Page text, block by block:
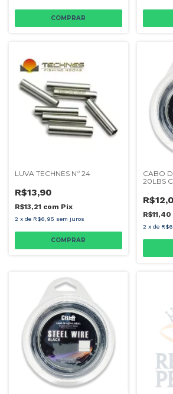
LUVA TECHNES Nº 24
R$13,90
R$13,21 com Pix
2 x de R$6,95 sem juros
CABO
20LBS
R$11,40
2 x de